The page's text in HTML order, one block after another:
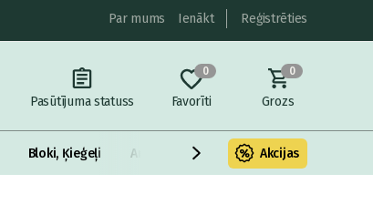
Par mums Ienākt Reģistrēties
Pasūtījuma statuss
0
Favorīti
0
Grozs
Bloki, Ķieģeļi Armatūra un metāls Fasādes
Akcijas